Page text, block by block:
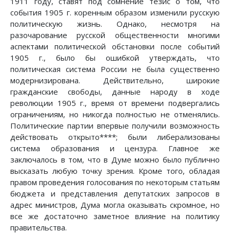
события 1905 г. коренным образом изменили русскую
политическую жизнь. Однако, несмотря на
разочарование русской общественности многими
аспектами политической обстановки после событий
1905 г., было бы ошибкой утверждать, что
политическая система России не была существенно
модернизирована. Действительно, широкие
гражданские свободы, данные народу в ходе
революции 1905 г., время от времени подвергались
ограничениям, но никогда полностью не отменялись.
Политические партии впервые получили возможность
действовать открыто****; были либерализованы
система образования и цензура. Главное же
заключалось в том, что в Думе можно было публично
высказать любую точку зрения. Кроме того, обладая
правом проведения голосования по некоторым статьям
бюджета и представления депутатских запросов в
адрес министров, Дума могла оказывать скромное, но
все же достаточно заметное влияние на политику
правительства.